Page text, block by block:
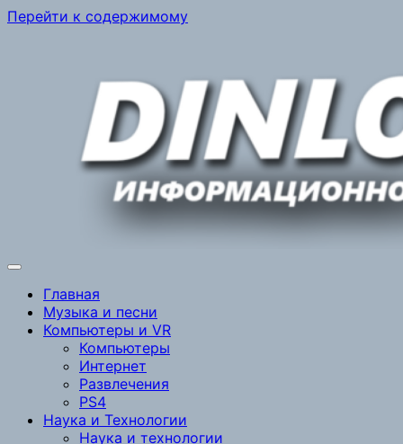
Перейти к содержимому
Главная
Музыка и песни
Компьютеры и VR
Компьютеры
Интернет
Развлечения
PS4
Наука и Технологии
Наука и технологии